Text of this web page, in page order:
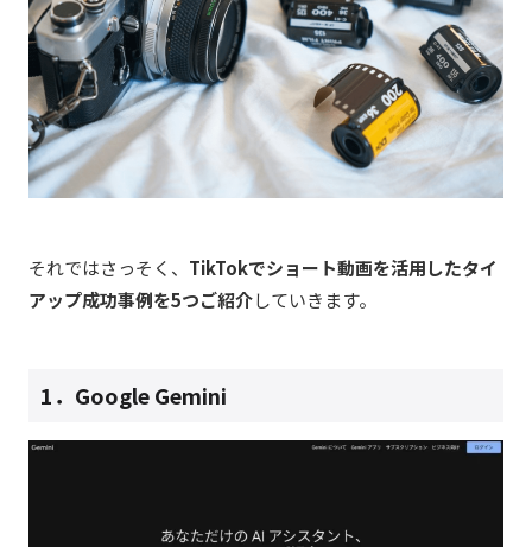
それではさっそく、 TikTokでショート動画を活用したタイ
アップ成功事例を5つご紹介していきます。
1．Google Gemini